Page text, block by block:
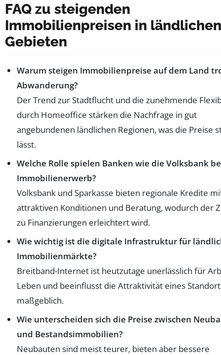
FAQ zu steigenden
Immobilienpreisen in ländlichen
Gebieten
Warum steigen Immobilienpreise auf dem Land
Abwanderung?
Der Trend zur Stadtflucht und die zunehmende
durch Homeoffice stärken die Nachfrage in gut
angebundenen ländlichen Regionen, was die Preise
lässt.
Welche Rolle spielen Banken wie die Volksbank
Immobilienerwerb?
Volksbank und Sparkasse bieten regionale Kredite
attraktiven Konditionen und Beratung, wodurch der
zu Finanzierungen erleichtert wird.
Wie wichtig ist die digitale Infrastruktur für
Immobilienmärkte?
Breitband-Internet ist heutzutage unerlässlich für
Leben und beeinflusst die Attraktivität eines
maßgeblich.
Wie unterscheiden sich die Preise zwischen
und Bestandsimmobilien?
Neubauten sind meist teurer, bieten aber bessere